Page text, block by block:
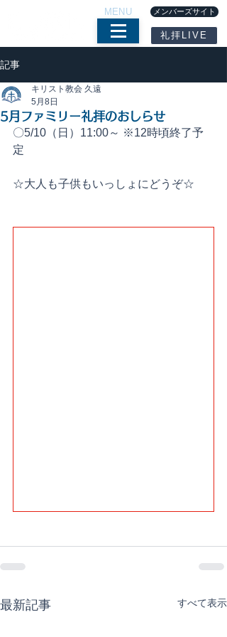
MENU メンバーズサイト
礼拝LIVE
記事
5月ファミリー礼拝のおしらせ
キリスト教会 久遠
5月8日
〇5/10（日）11:00～ ※12時頃終了予
定
☆大人も子供もいっしょにどうぞ☆
最新記事 すべて表示